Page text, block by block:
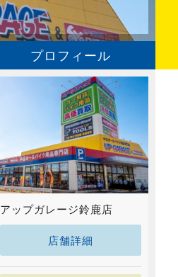
プロフィール
アップガレージ鈴鹿店
店舗詳細